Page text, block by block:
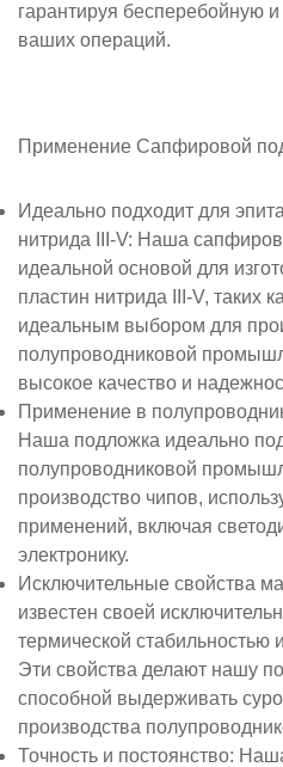
гарантируя бесперебойную
ваших операций.
Применение Сапфировой
Идеально подходит для
нитрида III-V: Наша
идеальной основой для
пластин нитрида III-V, таких
идеальным выбором для
полупроводниковой
высокое качество и
Применение в
Наша подложка идеально
полупроводниковой
производство чипов,
применений, включая
электронику.
Исключительные свойства
известен своей
термической стабильностью
Эти свойства делают нашу
способной выдерживать
производства
Точность и постоянство: